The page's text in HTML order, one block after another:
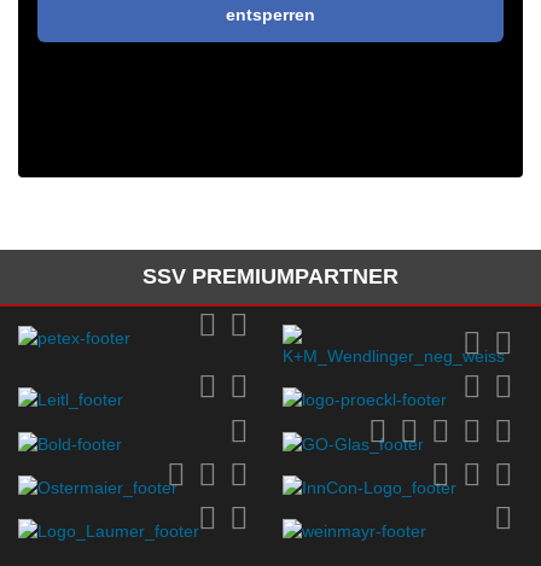
entsperren
SSV PREMIUMPARTNER